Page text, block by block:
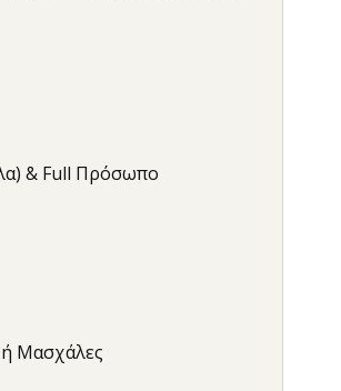
& Full Πρόσωπο
Μασχάλες